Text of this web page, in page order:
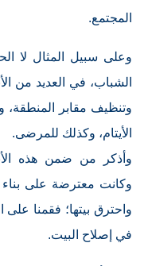
المجتمع.
وعلى سبيل المثال لا
الشباب، في العديد من
وتنظيف مقابر المنطقة،
الأيتام، وكذلك للمرضى.
وأذكر من ضمن هذه
وكانت معترضة على بناء
واحترق بيتها؛ فقمنا
في إصلاح البيت.